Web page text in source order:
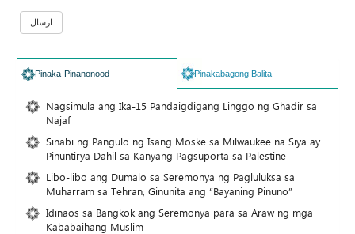
Pinaka-Pinanonood Pinakabagong Balita
Nagsimula ang Ika-15 Pandaigdigang Linggo ng Ghadir sa
Najaf
Sinabi ng Pangulo ng Isang Moske sa Milwaukee na Siya ay
Pinuntirya Dahil sa Kanyang Pagsuporta sa Palestine
Libo-libo ang Dumalo sa Seremonya ng Pagluluksa sa
Muharram sa Tehran, Ginunita ang “Bayaning Pinuno”
Idinaos sa Bangkok ang Seremonya para sa Araw ng mga
Kababaihang Muslim